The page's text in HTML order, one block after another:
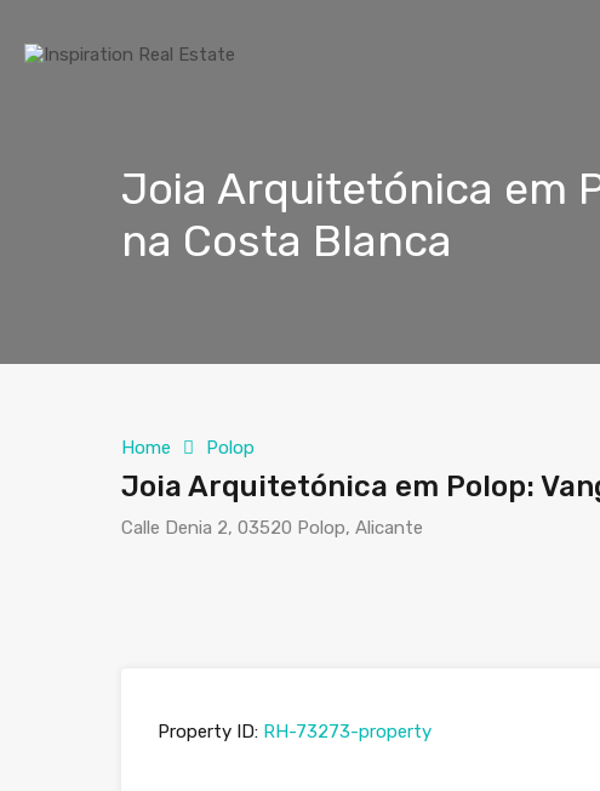
Joia Arquitetónica em
na Costa Blanca
Home Polop
Joia Arquitetónica em Polop:
Calle Denia 2, 03520 Polop, Alicante
Property ID: RH-73273-property